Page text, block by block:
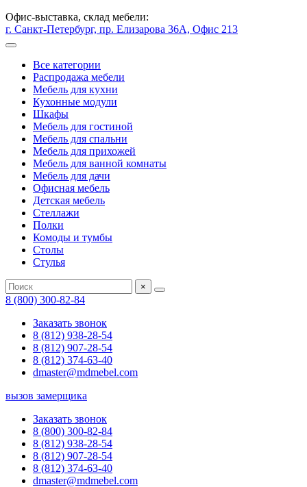
Офис-выставка, склад мебели:
г. Санкт-Петербург, пр. Елизарова 36А, Офис 213
Все категории
Распродажа мебели
Мебель для кухни
Кухонные модули
Шкафы
Мебель для гостиной
Мебель для спальни
Мебель для прихожей
Мебель для ванной комнаты
Мебель для дачи
Офисная мебель
Детская мебель
Стеллажи
Полки
Комоды и тумбы
Столы
Стулья
×
8 (800) 300-82-84
Заказать звонок
8 (812) 938-28-54
8 (812) 907-28-54
8 (812) 374-63-40
dmaster@mdmebel.com
вызов замерщика
Заказать звонок
8 (800) 300-82-84
8 (812) 938-28-54
8 (812) 907-28-54
8 (812) 374-63-40
dmaster@mdmebel.com